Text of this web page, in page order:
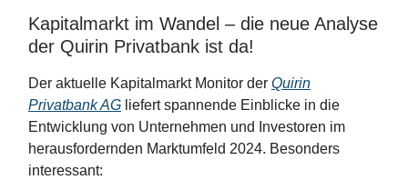
Kapitalmarkt im Wandel – die neue Analyse
der Quirin Privatbank ist da!
Der aktuelle Kapitalmarkt Monitor der Quirin
Privatbank AG liefert spannende Einblicke in die
Entwicklung von Unternehmen und Investoren im
herausfordernden Marktumfeld 2024. Besonders
interessant: